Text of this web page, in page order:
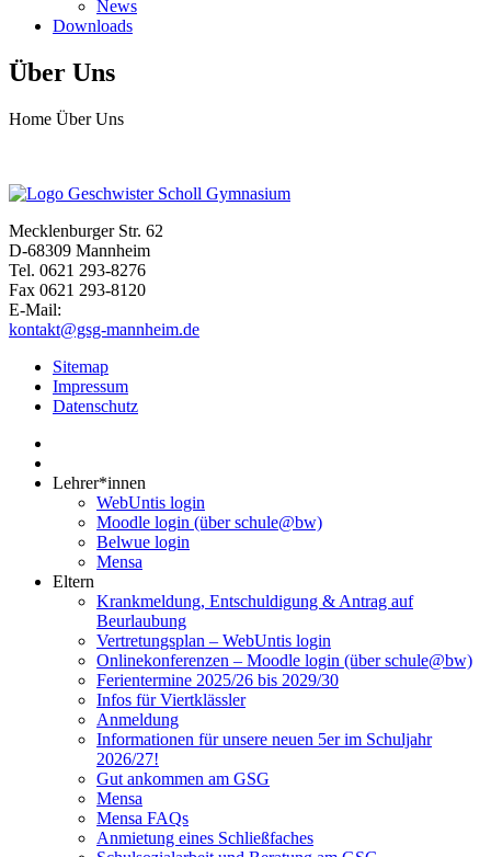
News
Downloads
Über Uns
Home Über Uns
Mecklenburger Str. 62
D-68309 Mannheim
Tel. 0621 293-8276
Fax 0621 293-8120
E-Mail:
kontakt@gsg-mannheim.de
Sitemap
Impressum
Datenschutz
Lehrer*innen
WebUntis login
Moodle login (über schule@bw)
Belwue login
Mensa
Eltern
Krankmeldung, Entschuldigung & Antrag auf
Beurlaubung
Vertretungsplan – WebUntis login
Onlinekonferenzen – Moodle login (über schule@bw)
Ferientermine 2025/26 bis 2029/30
Infos für Viertklässler
Anmeldung
Informationen für unsere neuen 5er im Schuljahr
2026/27!
Gut ankommen am GSG
Mensa
Mensa FAQs
Anmietung eines Schließfaches